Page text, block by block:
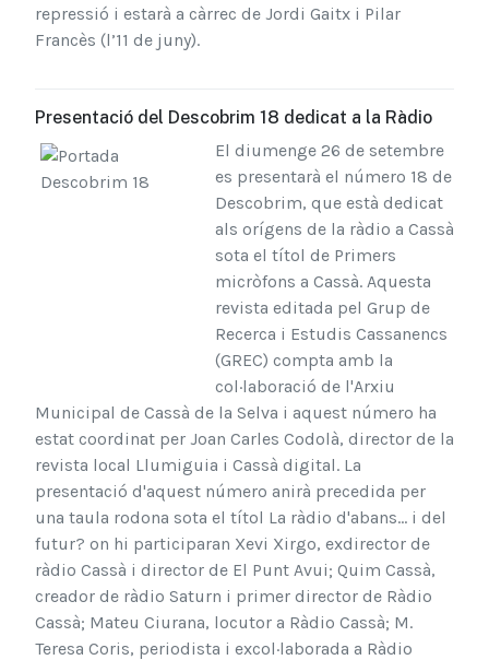
repressió i estarà a càrrec de Jordi Gaitx i Pilar
Francès (l’11 de juny).
Presentació del Descobrim 18 dedicat a la Ràdio
El diumenge 26 de setembre
es presentarà el número 18 de
Descobrim, que està dedicat
als orígens de la ràdio a Cassà
sota el títol de Primers
micròfons a Cassà. Aquesta
revista editada pel Grup de
Recerca i Estudis Cassanencs
(GREC) compta amb la
col·laboració de l'Arxiu
Municipal de Cassà de la Selva i aquest número ha
estat coordinat per Joan Carles Codolà, director de la
revista local Llumiguia i Cassà digital. La
presentació d'aquest número anirà precedida per
una taula rodona sota el títol La ràdio d'abans... i del
futur? on hi participaran Xevi Xirgo, exdirector de
ràdio Cassà i director de El Punt Avui; Quim Cassà,
creador de ràdio Saturn i primer director de Ràdio
Cassà; Mateu Ciurana, locutor a Ràdio Cassà; M.
Teresa Coris, periodista i excol·laborada a Ràdio